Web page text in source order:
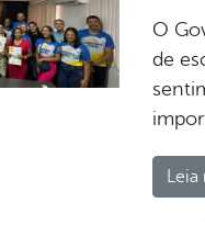
O
de
Leia